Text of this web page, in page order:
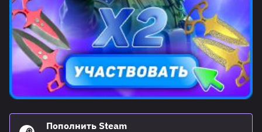
Пополнить Steam